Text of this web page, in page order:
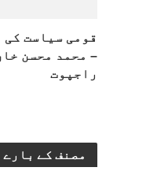
قومی سیاست کی
– محمد محسن
راجپوت
مصنف کے بارے